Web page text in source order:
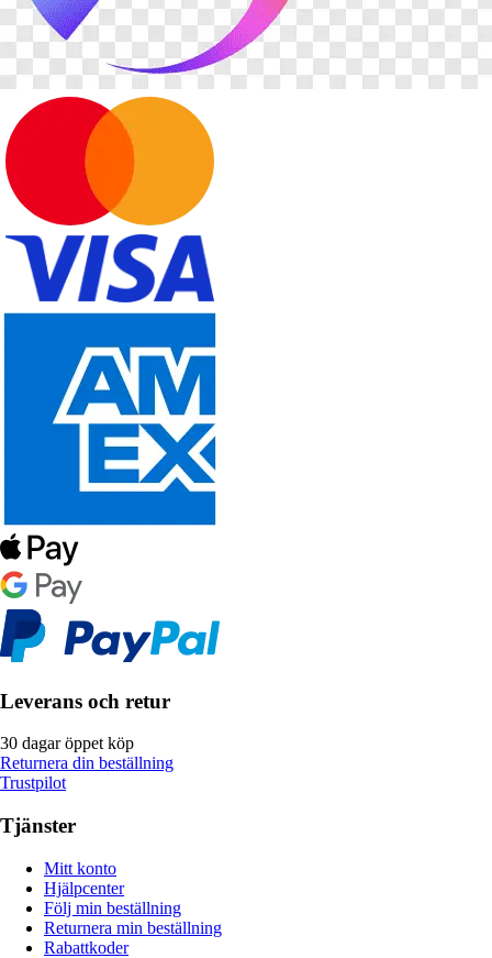
Leverans och retur
30 dagar öppet köp
Returnera din beställning
Trustpilot
Tjänster
Mitt konto
Hjälpcenter
Följ min beställning
Returnera min beställning
Rabattkoder